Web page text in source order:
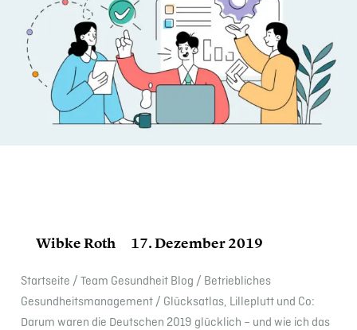
Wibke Roth 17. Dezember 2019
Start­seite / Team Gesund­heit Blog / Betrieb­li­ches
Gesundheits­management / Glücks­at­las, Lille­plutt und Co:
Darum waren die Deutschen 2019 glücklich – und wie ich das